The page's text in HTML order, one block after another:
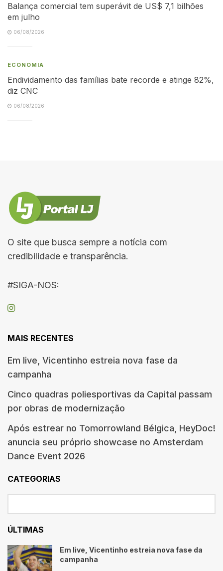
Balança comercial tem superávit de US$ 7,1 bilhões
em julho
06/08/2026
ECONOMIA
Endividamento das famílias bate recorde e atinge 82%,
diz CNC
06/08/2026
O site que busca sempre a notícia com
credibilidade e transparência.
#SIGA-NOS:
MAIS RECENTES
Em live, Vicentinho estreia nova fase da
campanha
Cinco quadras poliesportivas da Capital passam
por obras de modernização
Após estrear no Tomorrowland Bélgica, HeyDoc!
anuncia seu próprio showcase no Amsterdam
Dance Event 2026
CATEGORIAS
ÚLTIMAS
Em live, Vicentinho estreia nova fase da
campanha